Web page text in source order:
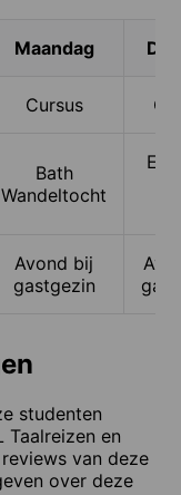
Maandag
Cursus
Bath
Wandeltocht
Avond bij
gastgezin
studenten
Taalreizen en
van deze
over deze